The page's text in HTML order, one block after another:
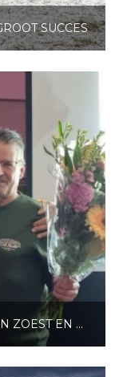
SUCCES
25-JARIG JUBILEUM VOOR JAN VAN ZOEST EN DICK HULST